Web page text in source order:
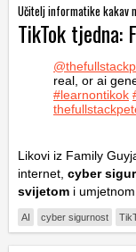
Učitelj informatike kakav
TikTok tjedna:
real, or ai
#learnontikok
Likovi iz Family
internet, cyber
svijetom i
AI cyber sigurnost